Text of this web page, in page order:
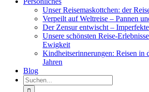
Unser Reisemaskottchen: der
Verpeilt auf Weltreise – Pannen
Der Zensur entwischt –
Unsere schönsten Reise-
Ewigkeit
Kindheitserinnerungen: Reisen in
Jahren
Blog
Suche
nach: